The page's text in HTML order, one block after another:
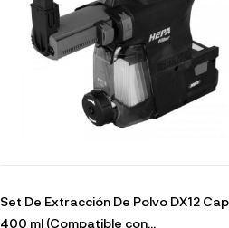
Set De Extracción De Polvo DX12
400 ml (Compatible con...